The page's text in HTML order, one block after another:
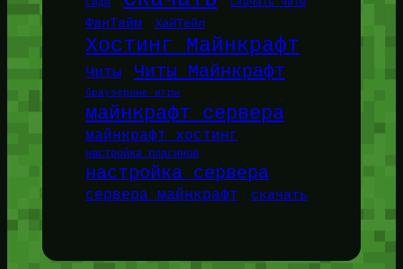
ФанТайм ХайТейл
Хостинг Майнкрафт
Читы Читы Майнкрафт
браузерные игры
майнкрафт сервера
майнкрафт хостинг
настройка плагинов
настройка сервера
сервера майнкрафт скачать